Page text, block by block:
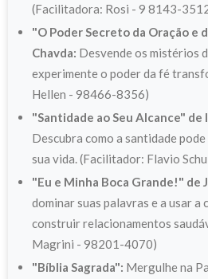
(Facilitadora: Rosi - 9 8143-
"O Poder Secreto da Oração e
Chavda: Desvende os mistérios
experimente o poder da fé
Hellen - 98466-8356)
"Santidade ao Seu Alcance" de
Descubra como a santidade
sua vida. (Facilitador: Flavio
"Eu e Minha Boca Grande!" de
dominar suas palavras e a usar a
construir relacionamentos
Magrini - 98201-4070)
"Bíblia Sagrada": Mergulhe na